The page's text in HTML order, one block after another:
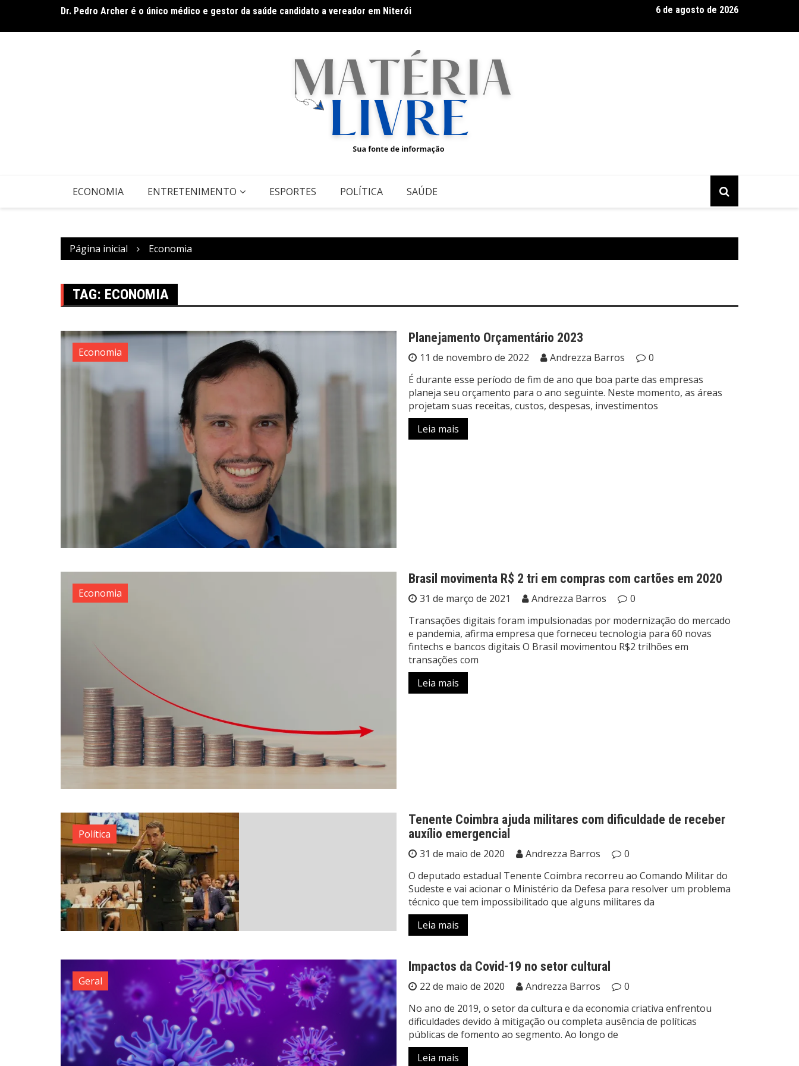
o
Envelhecimento e cuidado consciente e humanizado: pequenas atitudes que fazem grande diferença
Fitness Brasil Expo 2026, a maior edição da história
6 de agosto de 2026
ECONOMIA ENTRETENIMENTO ESPORTES POLÍTICA SAÚDE
Página inicial Economia
TAG: ECONOMIA
Economia
Planejamento Orçamentário 2023
11 de novembro de 2022 Andrezza Barros
0
É durante esse período de fim de ano que boa parte das empresas
planeja seu orçamento para o ano seguinte. Neste momento, as áreas
projetam suas receitas, custos, despesas, investimentos
Leia mais
Economia
Brasil movimenta R$ 2 tri em compras com cartões em 2020
31 de março de 2021 Andrezza Barros
0
Transações digitais foram impulsionadas por modernização do mercado
e pandemia, afirma empresa que forneceu tecnologia para 60 novas
fintechs e bancos digitais O Brasil movimentou R$2 trilhões em
transações com
Leia mais
Política
Tenente Coimbra ajuda militares com dificuldade de receber
auxílio emergencial
31 de maio de 2020 Andrezza Barros
0
O deputado estadual Tenente Coimbra recorreu ao Comando Militar do
Sudeste e vai acionar o Ministério da Defesa para resolver um problema
técnico que tem impossibilitado que alguns militares da
Leia mais
Geral
Impactos da Covid-19 no setor cultural
22 de maio de 2020 Andrezza Barros
0
No ano de 2019, o setor da cultura e da economia criativa enfrentou
dificuldades devido à mitigação ou completa ausência de políticas
públicas de fomento ao segmento. Ao longo de
Leia mais